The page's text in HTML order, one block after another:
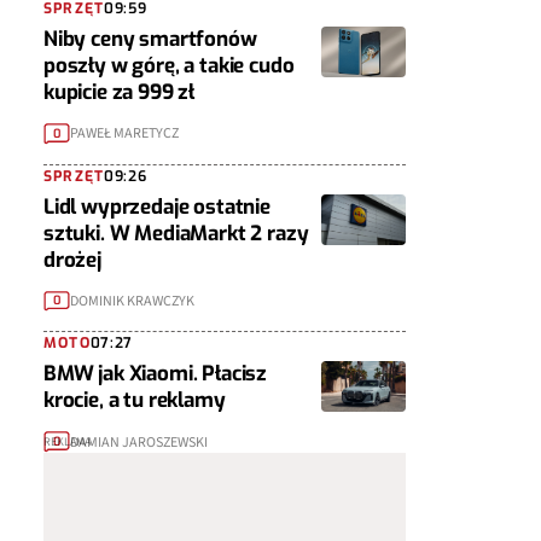
SPRZĘT09:59
Niby ceny smartfonów
poszły w górę, a takie cudo
kupicie za 999 zł
0 PAWEŁ MARETYCZ
SPRZĘT09:26
Lidl wyprzedaje ostatnie
sztuki. W MediaMarkt 2 razy
drożej
0 DOMINIK KRAWCZYK
MOTO07:27
BMW jak Xiaomi. Płacisz
krocie, a tu reklamy
0 DAMIAN JAROSZEWSKI